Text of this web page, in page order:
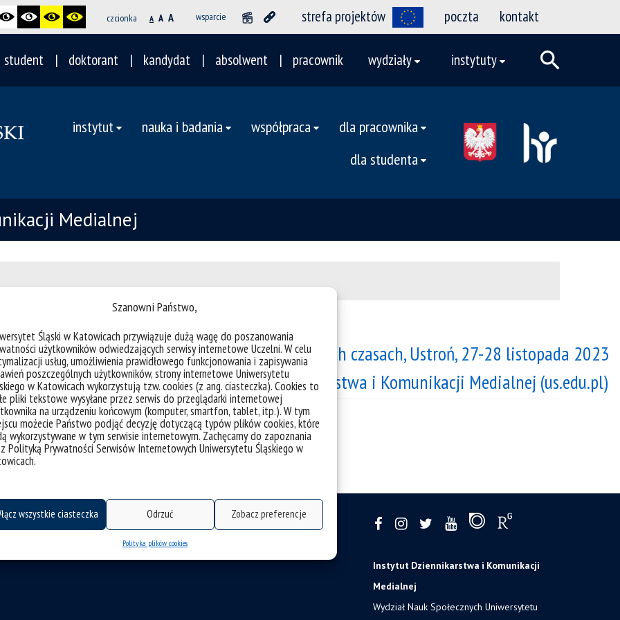
Szanowni Państwo,
Śląski w Katowicach przywiązuje dużą wagę do poszanowania
użytkowników odwiedzających serwisy internetowe Uczelni. W celu
usług, umożliwienia prawidłowego funkcjonowania i zapisywania
poszczególnych użytkowników, strony internetowe Uniwersytetu
w Katowicach wykorzystują tzw. cookies (z ang. ciasteczka). Cookies to
pliki tekstowe wysyłane przez serwis do przeglądarki internetowej
na urządzeniu końcowym (komputer, smartfon, tablet, itp.). W tym
możecie Państwo podjąć decyzję dotyczącą typów plików cookies, które
wykorzystywane w tym serwisie internetowym. Zachęcamy do zapoznania
Polityką Prywatności Serwisów Internetowych Uniwersytetu Śląskiego w
wszystkie ciasteczka Odrzuć Zobacz preferencje
Polityka plików cookies
czcionka A A A wsparcie strefa projektów poczta kontakt
student doktorant kandydat absolwent pracownik wydziały instytuty
instytut nauka i badania współpraca
dla pracownika
dla studenta
Medialnej
i praktyce. Komunikowanie (się) w ciekawych czasach, Ustroń, 27-28 listopada 2023
etyka, prawo i mistrzowie | Instytut Dziennikarstwa i Komunikacji Medialnej (us.edu.pl)
Instytut Dziennikarstwa i Komunikacji
Medialnej
Wydział Nauk Społecznych Uniwersytetu